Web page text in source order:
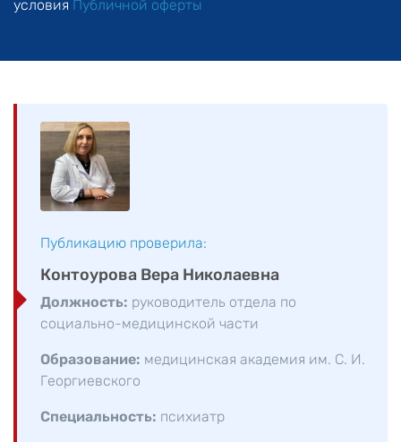
условия Публичной оферты
Публикацию проверила:
Контоурова Вера Николаевна
Должность: руководитель отдела по
социально-медицинской части
Образование: медицинская академия им. С. И.
Георгиевского
Специальность: психиатр